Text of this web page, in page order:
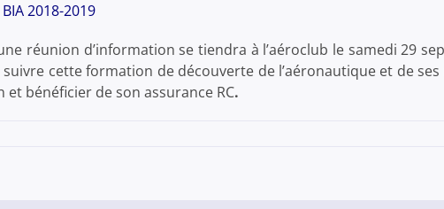
2018-2019
réunion d’information se tiendra à l’aéroclub le samedi 29
cette formation de découverte de l’aéronautique et de ses
bénéficier de son assurance RC.